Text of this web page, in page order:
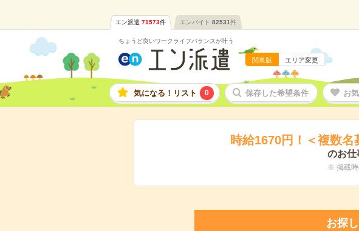
エン派遣 71573件 エンバイト 82531件
ちょうど良いワークライフバランスが叶う
関東版 エリア変更
気になる！リスト 0 保存した希望条件 お
時給1670円！＜複数
のお仕
※ 掲載時
お探